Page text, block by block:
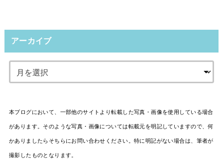
アーカイブ
本ブログにおいて、一部他のサイトより転載した写真・画像を使用している場合
があります。そのような写真・画像については転載元を明記していますので、何
かありましたらそちらにお問い合わせください。特に明記がない場合は、筆者が
撮影したものとなります。